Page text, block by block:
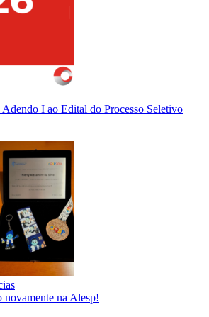
I ao Edital do Processo Seletivo
novamente na Alesp!